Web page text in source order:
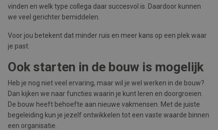
vinden en welk type collega daar succesvol is. Daardoor kunnen
we veel gerichter bemiddelen.
Voor jou betekent dat minder ruis en meer kans op een plek waar
je past.
Ook starten in de bouw is mogelijk
Heb je nog niet veel ervaring, maar wil je wel werken in de bouw?
Dan kijken we naar functies waarin je kunt leren en doorgroeien.
De bouw heeft behoefte aan nieuwe vakmensen. Met de juiste
begeleiding kun je jezelf ontwikkelen tot een vaste waarde binnen
een organisatie.